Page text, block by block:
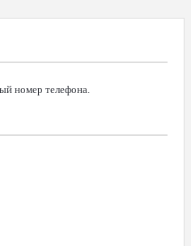
номер телефона.